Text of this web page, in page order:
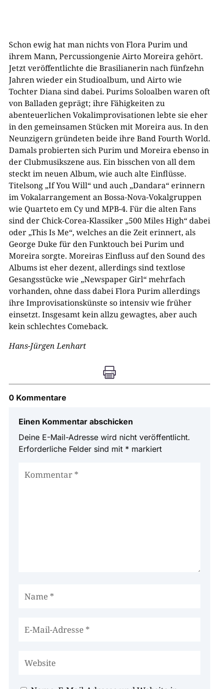
Schon ewig hat man nichts von Flora Purim und
ihrem Mann, Percussiongenie Airto Moreira gehört.
Jetzt veröffentlichte die Brasilianerin nach fünfzehn
Jahren wieder ein Studioalbum, und Airto wie
Tochter Diana sind dabei. Purims Soloalben waren oft
von Balladen geprägt; ihre Fähigkeiten zu
abenteuerlichen Vokalimprovisationen lebte sie eher
in den gemeinsamen Stücken mit Moreira aus. In den
Neunzigern gründeten beide ihre Band Fourth World.
Damals probierten sich Purim und Moreira ebenso in
der Clubmusikszene aus. Ein bisschen von all dem
steckt im neuen Album, wie auch alte Einflüsse.
Titelsong „If You Will“ und auch „Dandara“ erinnern
im Vokalarrangement an Bossa-Nova-Vokalgruppen
wie Quarteto em Cy und MPB-4. Für die alten Fans
sind der Chick-Corea-Klassiker „500 Miles High“ dabei
oder „This Is Me“, welches an die Zeit erinnert, als
George Duke für den Funktouch bei Purim und
Moreira sorgte. Moreiras Einfluss auf den Sound des
Albums ist eher dezent, allerdings sind textlose
Gesangsstücke wie „Newspaper Girl“ mehrfach
vorhanden, ohne dass dabei Flora Purim allerdings
ihre Improvisationskünste so intensiv wie früher
einsetzt. Insgesamt kein allzu gewagtes, aber auch
kein schlechtes Comeback.
Hans-Jürgen Lenhart

0 Kommentare
Einen Kommentar abschicken
Deine E-Mail-Adresse wird nicht veröffentlicht.
Erforderliche Felder sind mit * markiert